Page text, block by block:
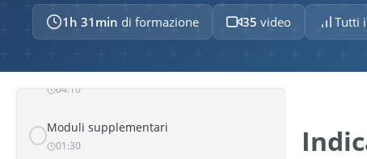
1h 31min di formazione 35 video Tutti
intervento
01:17
Creare un tipo di modulo
04:10
Moduli supplementari
01:30